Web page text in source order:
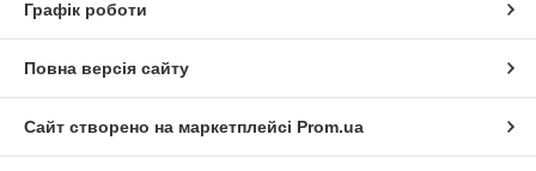
Графік роботи
Повна версія сайту
Сайт створено на маркетплейсі Prom.ua